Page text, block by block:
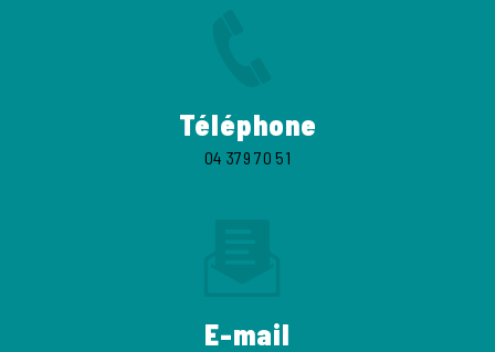
Téléphone
04 379 70 51
E-mail